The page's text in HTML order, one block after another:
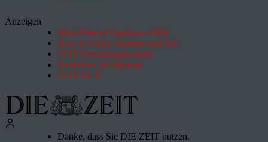
Anzeigen
Most Wanted Employer 2026
How it works: Studium und Job
ZEIT Forschungskosmos
Deutsches Schulportal
ZEIT für X
Danke, dass Sie DIE ZEIT nutzen.